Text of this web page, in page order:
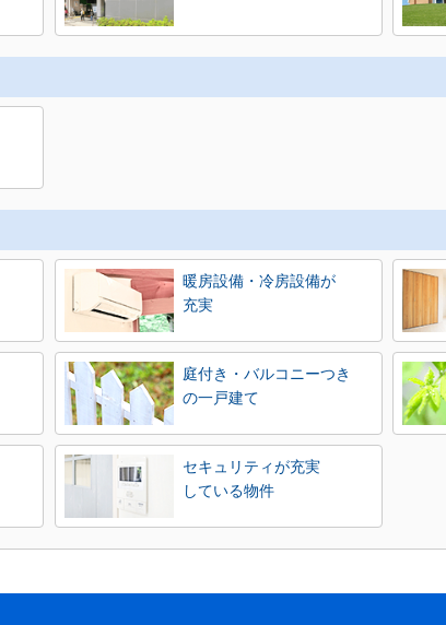
暖房設備・冷房設備が
充実
庭付き・バルコニーつき
の一戸建て
セキュリティが充実
している物件